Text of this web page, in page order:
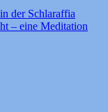
der Schlaraffia
– eine Meditation